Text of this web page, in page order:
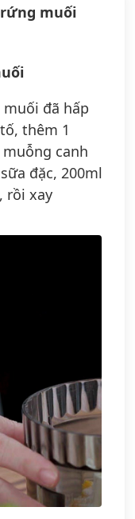
muối
đã hấp
thêm 1
canh
đặc, 200ml
rồi xay